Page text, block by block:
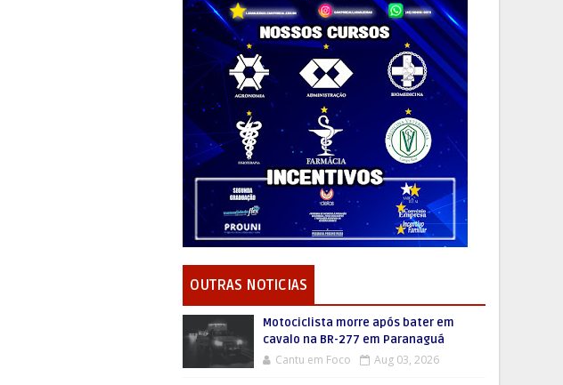
OUTRAS NOTICIAS
Motociclista morre após bater em
cavalo na BR-277 em Paranaguá
Cantu em Foco Aug 03, 2026